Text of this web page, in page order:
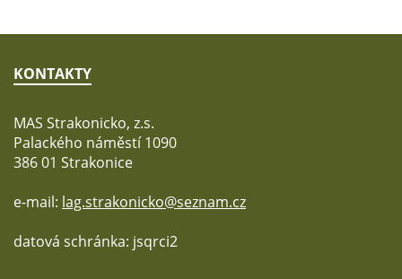
KONTAKTY
MAS Strakonicko, z.s.
Palackého náměstí 1090
386 01 Strakonice
e-mail: lag.strakonicko@seznam.cz
datová schránka: jsqrci2